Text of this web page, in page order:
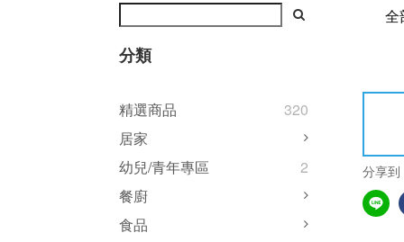
分類
精選商品
320
居家
幼兒/青年專區
2
餐廚
食品
全
分享到